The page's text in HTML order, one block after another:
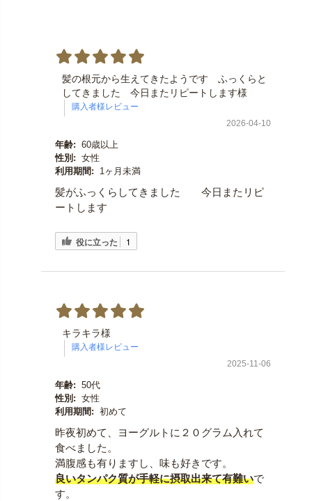
髪の根元から生えてきたようです ふっくらと
してきました 今日またリピートします様
2026-04-10
年齢: 60歳以上
性別: 女性
利用期間:
1ヶ月未満
髪がふっくらしてきました 今日またリピ
ートします
役に立った 1
キラキラ様
2025-11-06
年齢: 50代
性別: 女性
利用期間: 初めて
昨夜初めて、ヨーグルトに２０グラム入れて
食べました。
満腹感も有りますし、味も好きです。
良いタンパク質が手軽に摂取出来て有難いで
す。